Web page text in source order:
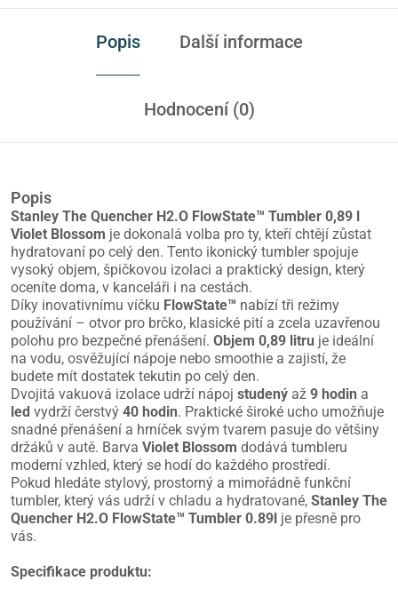
Popis Další informace
Hodnocení (0)
Popis
Stanley The Quencher H2.O FlowState™ Tumbler 0,89 l
Violet Blossom je dokonalá volba pro ty, kteří chtějí zůstat
hydratovaní po celý den. Tento ikonický tumbler spojuje
vysoký objem, špičkovou izolaci a praktický design, který
oceníte doma, v kanceláři i na cestách.
Díky inovativnímu víčku FlowState™ nabízí tři režimy
používání – otvor pro brčko, klasické pití a zcela uzavřenou
polohu pro bezpečné přenášení. Objem 0,89 litru je ideální
na vodu, osvěžující nápoje nebo smoothie a zajistí, že
budete mít dostatek tekutin po celý den.
Dvojitá vakuová izolace udrží nápoj studený až 9 hodin a
led vydrží čerstvý 40 hodin. Praktické široké ucho umožňuje
snadné přenášení a hrníček svým tvarem pasuje do většiny
držáků v autě. Barva Violet Blossom dodává tumbleru
moderní vzhled, který se hodí do každého prostředí.
Pokud hledáte stylový, prostorný a mimořádně funkční
tumbler, který vás udrží v chladu a hydratované, Stanley The
Quencher H2.O FlowState™ Tumbler 0.89l je přesně pro
vás.
Specifikace produktu: